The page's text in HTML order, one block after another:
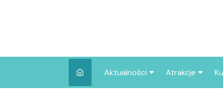
Aktualności Atrakcje